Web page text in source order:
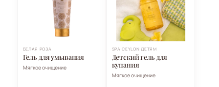
БЕЛАЯ РОЗА
Гель для умывания
Мягкое очищение
SPA CEYLON ДЕТЯМ
Детский гель для
купания
Мягкое очищение